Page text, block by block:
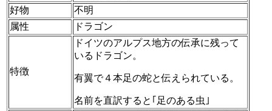
好物
不明
属性
ドラゴン
特徴
ドイツのアルプス地方の伝承に残って
いるドラゴン。
有翼で４本足の蛇と伝えられている。
名前を直訳すると｢足のある虫｣